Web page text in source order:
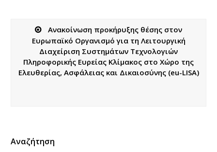
Ανακοίνωση προκήρυξης θέσης στoν
Ευρωπαϊκό Οργανισμό για τη Λειτουργική
Διαχείριση Συστημάτων Τεχνολογιών
Πληροφορικής Ευρείας Κλίμακος στο Χώρο της
Ελευθερίας, Ασφάλειας και Δικαιοσύνης (eu-LISA)
Αναζήτηση